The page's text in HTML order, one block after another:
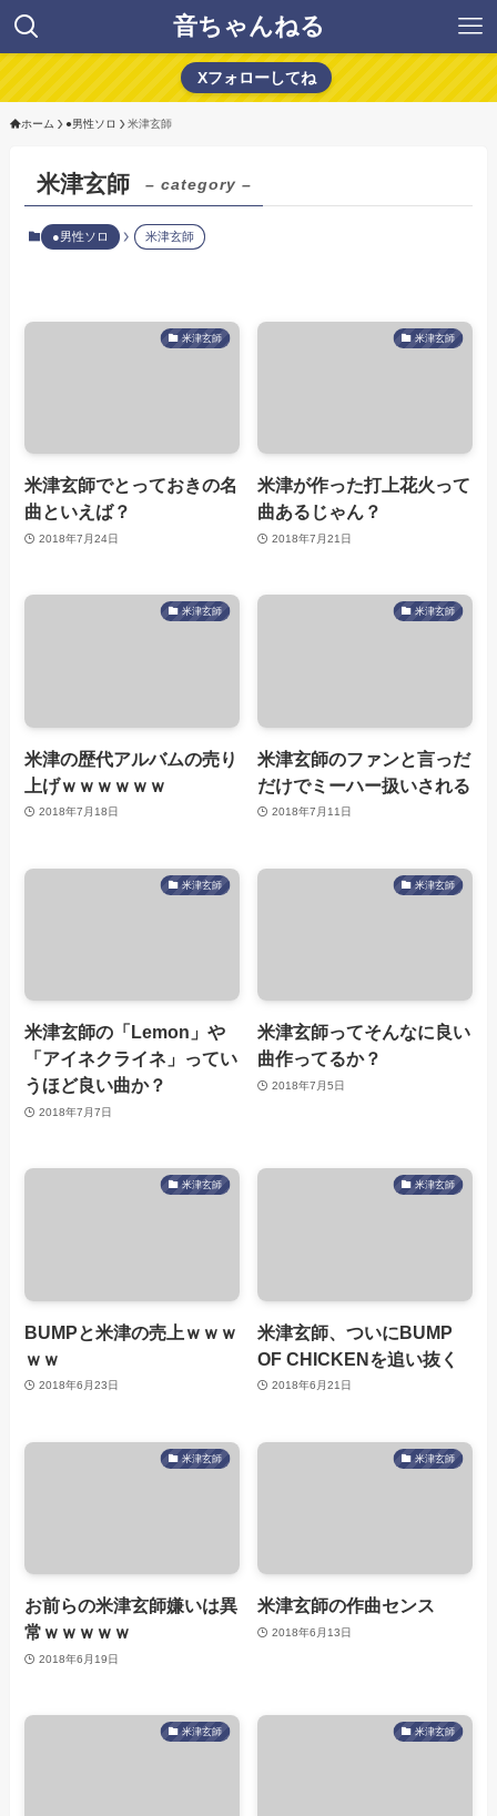
音ちゃんねる
Xフォローしてね
ホーム ●男性ソロ 米津玄師
米津玄師 – category –
●男性ソロ 米津玄師
米津玄師
米津玄師でとっておきの名
曲といえば？
2018年7月24日
米津玄師
米津が作った打上花火って
曲あるじゃん？
2018年7月21日
米津玄師
米津の歴代アルバムの売り
上げｗｗｗｗｗｗ
2018年7月18日
米津玄師
米津玄師のファンと言っだ
だけでミーハー扱いされる
2018年7月11日
米津玄師
米津玄師の「Lemon」や
「アイネクライネ」ってい
うほど良い曲か？
2018年7月7日
米津玄師
米津玄師ってそんなに良い
曲作ってるか？
2018年7月5日
米津玄師
BUMPと米津の売上ｗｗｗ
ｗｗ
2018年6月23日
米津玄師
米津玄師、ついにBUMP
OF CHICKENを追い抜く
2018年6月21日
米津玄師
お前らの米津玄師嫌いは異
常ｗｗｗｗｗ
2018年6月19日
米津玄師
米津玄師の作曲センス
2018年6月13日
米津玄師 米津玄師